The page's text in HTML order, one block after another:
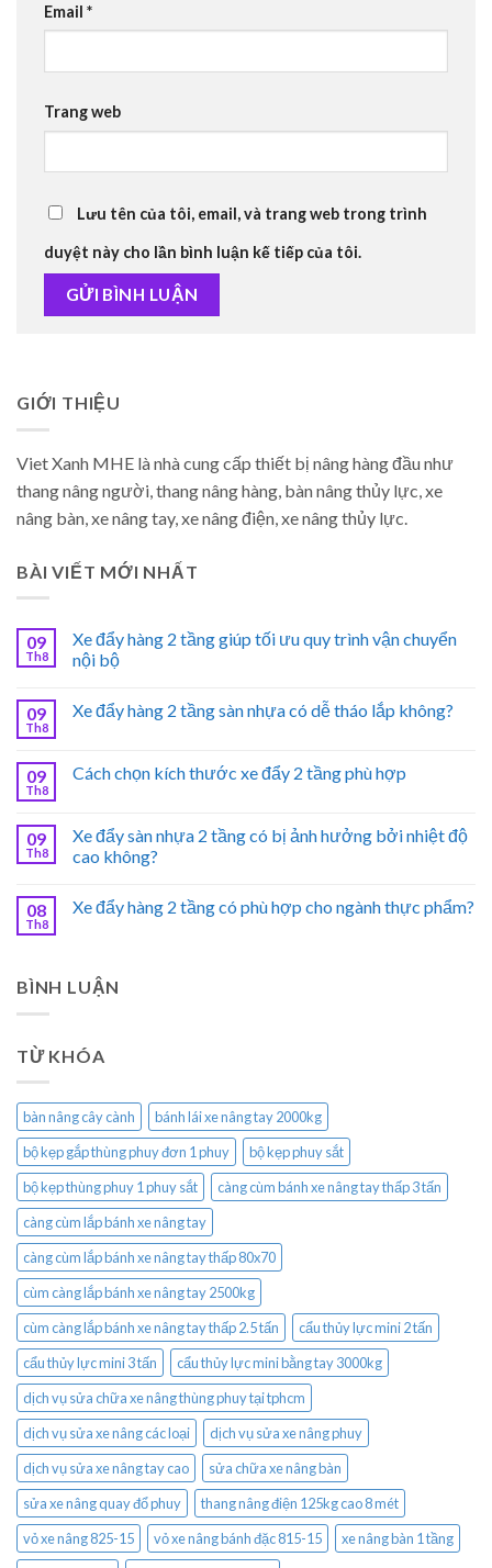
Email *
Trang web
Lưu tên của tôi, email, và trang web trong trình
duyệt này cho lần bình luận kế tiếp của tôi.
GIỚI THIỆU
Viet Xanh MHE là nhà cung cấp thiết bị nâng hàng đầu như
thang nâng người, thang nâng hàng, bàn nâng thủy lực, xe
nâng bàn, xe nâng tay, xe nâng điện, xe nâng thủy lực.
BÀI VIẾT MỚI NHẤT
09
Th8
Xe đẩy hàng 2 tầng giúp tối ưu quy trình vận chuyển
nội bộ
09
Th8
Xe đẩy hàng 2 tầng sàn nhựa có dễ tháo lắp không?
09
Th8
Cách chọn kích thước xe đẩy 2 tầng phù hợp
09
Th8
Xe đẩy sàn nhựa 2 tầng có bị ảnh hưởng bởi nhiệt độ
cao không?
08
Th8
Xe đẩy hàng 2 tầng có phù hợp cho ngành thực phẩm?
BÌNH LUẬN
TỪ KHÓA
bàn nâng cây cành
bánh lái xe nâng tay 2000kg
bộ kẹp gắp thùng phuy đơn 1 phuy
bộ kẹp phuy sắt
bộ kẹp thùng phuy 1 phuy sắt
càng cùm bánh xe nâng tay thấp 3 tấn
càng cùm lắp bánh xe nâng tay
càng cùm lắp bánh xe nâng tay thấp 80x70
cùm càng lắp bánh xe nâng tay 2500kg
cùm càng lắp bánh xe nâng tay thấp 2.5 tấn
cẩu thủy lực mini 2 tấn
cẩu thủy lực mini 3 tấn
cẩu thủy lực mini bằng tay 3000kg
dịch vụ sửa chữa xe nâng thùng phuy tại tphcm
dịch vụ sửa xe nâng các loại
dịch vụ sửa xe nâng phuy
dịch vụ sửa xe nâng tay cao
sửa chữa xe nâng bàn
sửa xe nâng quay đổ phuy
thang nâng điện 125kg cao 8 mét
vỏ xe nâng 825-15
vỏ xe nâng bánh đặc 815-15
xe nâng bàn 1 tầng